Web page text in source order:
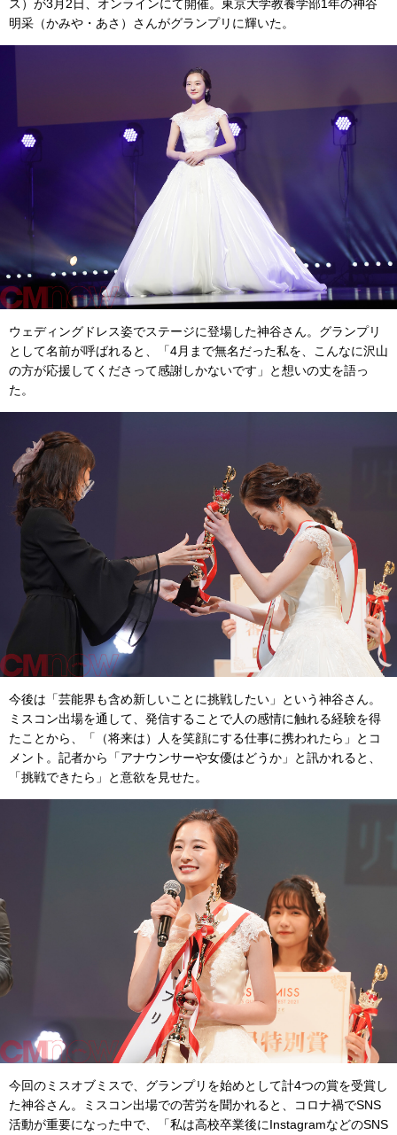
ス）が3月2日、オンラインにて開催。東京大学教養学部1年の神谷
明采（かみや・あさ）さんがグランプリに輝いた。
ウェディングドレス姿でステージに登場した神谷さん。グランプリ
として名前が呼ばれると、「4月まで無名だった私を、こんなに沢山
の方が応援してくださって感謝しかないです」と想いの丈を語っ
た。
今後は「芸能界も含め新しいことに挑戦したい」という神谷さん。
ミスコン出場を通して、発信することで人の感情に触れる経験を得
たことから、「（将来は）人を笑顔にする仕事に携われたら」とコ
メント。記者から「アナウンサーや女優はどうか」と訊かれると、
「挑戦できたら」と意欲を見せた。
今回のミスオブミスで、グランプリを始めとして計4つの賞を受賞し
た神谷さん。ミスコン出場での苦労を聞かれると、コロナ禍でSNS
活動が重要になった中で、「私は高校卒業後にInstagramなどのSNS